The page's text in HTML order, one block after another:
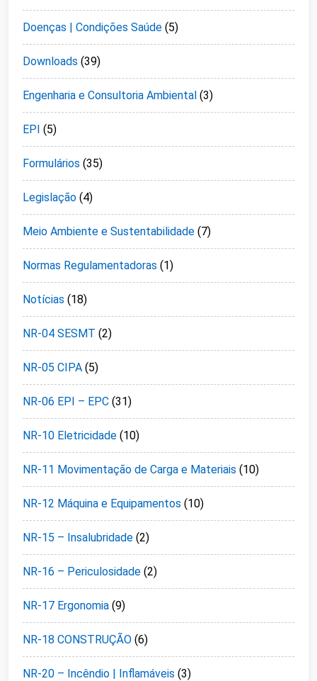
Doenças | Condições Saúde (5)
Downloads (39)
Engenharia e Consultoria Ambiental (3)
EPI (5)
Formulários (35)
Legislação (4)
Meio Ambiente e Sustentabilidade (7)
Normas Regulamentadoras (1)
Notícias (18)
NR-04 SESMT (2)
NR-05 CIPA (5)
NR-06 EPI – EPC (31)
NR-10 Eletricidade (10)
NR-11 Movimentação de Carga e Materiais (10)
NR-12 Máquina e Equipamentos (10)
NR-15 – Insalubridade (2)
NR-16 – Periculosidade (2)
NR-17 Ergonomia (9)
NR-18 CONSTRUÇÃO (6)
NR-20 – Incêndio | Inflamáveis (3)